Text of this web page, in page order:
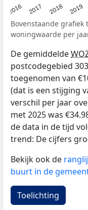
2016 2017 2018 2019
Bovenstaande
woningwaarde per
De gemiddelde
postcodegebied
toegenomen van
(dat is een stijging
verschil per jaar
met 2025 was
de data in de tijd
trend: De cijfers
Bekijk ook de
buurt in de
Toelichting